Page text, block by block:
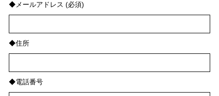
◆メールアドレス (必須)
◆住所
◆電話番号